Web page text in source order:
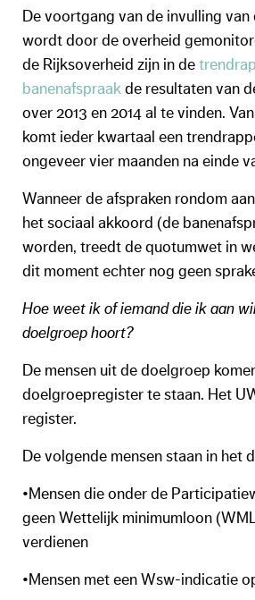
De voortgang van de invulling van
wordt door de overheid
de Rijksoverheid zijn in de
banenafspraak de resultaten van
over 2013 en 2014 al te vinden.
komt ieder kwartaal een
ongeveer vier maanden na einde
Wanneer de afspraken rondom
het sociaal akkoord (de
worden, treedt de quotumwet in
dit moment echter nog geen
Hoe weet ik of iemand die ik aan
doelgroep hoort?
De mensen uit de doelgroep
doelgroepregister te staan. Het
register.
De volgende mensen staan in het
•Mensen die onder de
geen Wettelijk minimumloon
verdienen
•Mensen met een Wsw-indicatie